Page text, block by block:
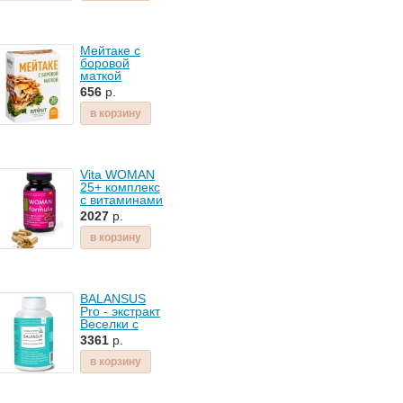
Мейтаке с
боровой
маткой
30капс
656 р.
в корзину
Vita WOMAN
25+ комплекс
с витаминами
для женского
здоровья в
возрасте 25-
45лет -
2027 р.
в корзину
BALANSUS
Pro - экстракт
Веселки с
метабиотиками
- 180капс
3361 р.
в корзину